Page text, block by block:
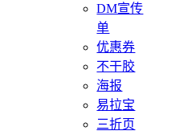
DM宣传
单
优惠券
不干胶
海报
易拉宝
三折页